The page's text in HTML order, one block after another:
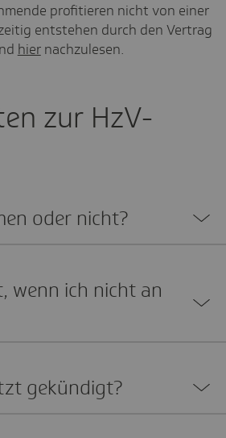
profitieren nicht von einer
entstehen durch den Vertrag
hiernachzulesen.
zur HzV-
oder nicht?
wenn ich nicht an
gekün­digt?